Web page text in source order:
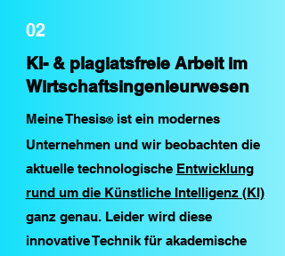
02
KI- & plagiatsfreie Arbeit im
Wirtschaftsingenieurwesen
Meine Thesis®ist ein modernes
Unternehmen und wir beobachten die
aktuelle technologische Entwicklung
rund um die Künstliche Intelligenz (KI)
ganz genau. Leider wird diese
innovative Technik für akademische